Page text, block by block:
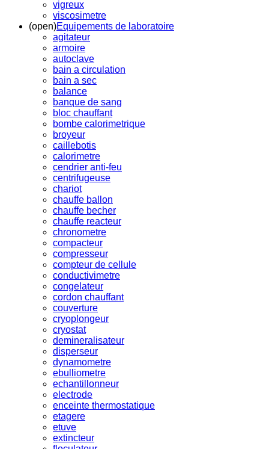
vigreux
viscosimetre
(open)Equipements de laboratoire
agitateur
armoire
autoclave
bain a circulation
bain a sec
balance
banque de sang
bloc chauffant
bombe calorimetrique
broyeur
caillebotis
calorimetre
cendrier anti-feu
centrifugeuse
chariot
chauffe ballon
chauffe becher
chauffe reacteur
chronometre
compacteur
compresseur
compteur de cellule
conductivimetre
congelateur
cordon chauffant
couverture
cryoplongeur
cryostat
demineralisateur
disperseur
dynamometre
ebulliometre
echantillonneur
electrode
enceinte thermostatique
etagere
etuve
extincteur